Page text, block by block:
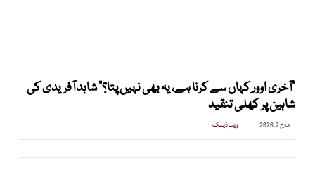
“آخری اوور کہاں سے کرنا ہے، یہ بھی نہیں پتا؟” شاہد آفریدی کی
شاہین پر کھلی تنقید
مارچ 2, 2026 ویب ڈیسک